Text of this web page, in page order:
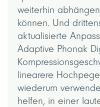
weiterhin
können. Und
aktualisierte
Adaptive Phonak
linearere
wiederum
helfen, in einer